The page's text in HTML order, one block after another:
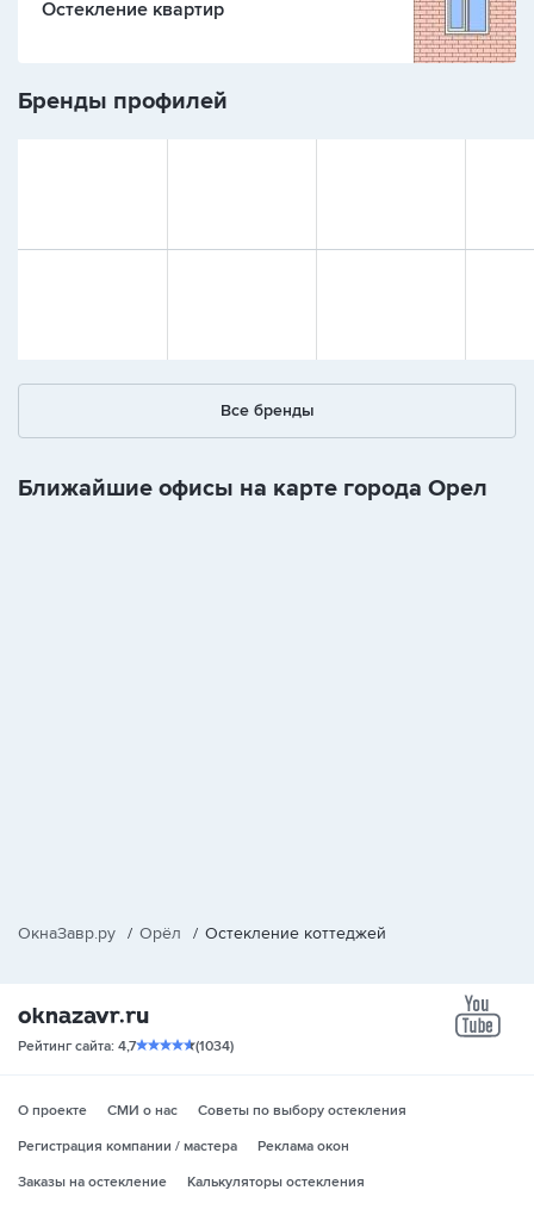
Остекление квартир
Бренды профилей
Все бренды
Ближайшие офисы на карте города Орел
ОкнаЗавр.ру / Орёл / Остекление коттеджей
Рейтинг сайта: 4,7 (1034)
О проекте СМИ о нас
Советы по выбору остекления
Регистрация компании / мастера
Реклама окон
Заказы на остекление
Калькуляторы остекления